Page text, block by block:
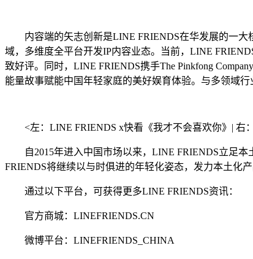
内容端的矢志创新是LINE FRIENDS在华发展的一大
域，多维度全平台开发IP内容业态。当前，LINE
致好评。同时，LINE FRIENDS携手The Pinkfong
能量故事赋能中国年轻家庭的美好娱育体验。与多领域
<左：LINE FRIENDS x快看《我才不会喜欢你》| 右
自2015年进入中国市场以来，LINE FRIENDS立足本
FRIENDS将继续以与时俱进的年轻化姿态，发力本土化
通过以下平台，可获得更多LINE FRIENDS资讯：
官方商城：LINEFRIENDS.CN
微博平台：LINEFRIENDS_CHINA